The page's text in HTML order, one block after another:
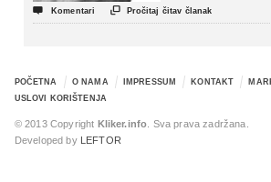
 Komentari  Pročitaj čitav članak
POČETNA O NAMA IMPRESSUM KONTAKT
USLOVI KORIŠTENJA
© 2013 Copyright Kliker.info . Sva prava zadržana.
Developed by
LEFTOR